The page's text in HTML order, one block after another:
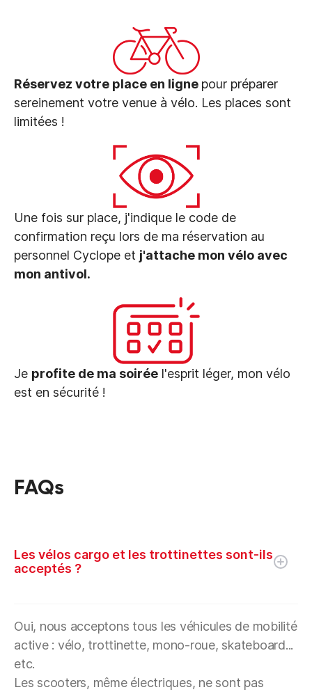
Réservez votre place en ligne pour préparer
sereinement votre venue à vélo. Les places sont
limitées !
Une fois sur place, j'indique le code de
confirmation reçu lors de ma réservation au
personnel Cyclope et j'attache mon vélo avec
mon antivol.
Je profite de ma soirée l'esprit léger, mon vélo
est en sécurité !
FAQs
Les vélos cargo et les trottinettes sont-ils
acceptés ?
Oui, nous acceptons tous les véhicules de mobilité
active : vélo, trottinette, mono-roue, skateboard...
etc.
Les scooters, même électriques, ne sont pas